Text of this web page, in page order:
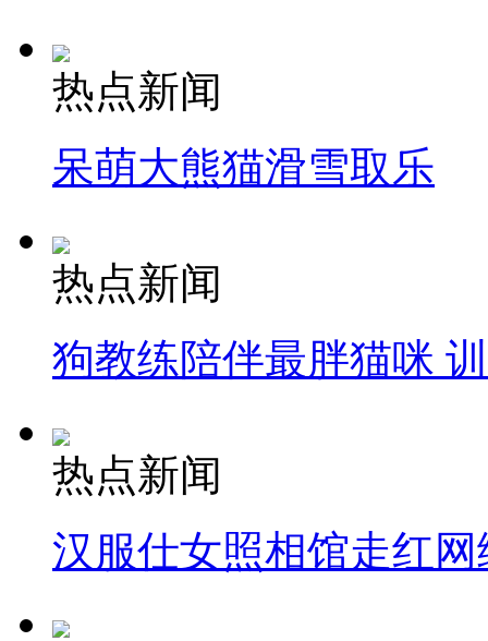
热点新闻
呆萌大熊猫滑雪取乐
热点新闻
狗教练陪伴最胖猫咪
热点新闻
汉服仕女照相馆走红网